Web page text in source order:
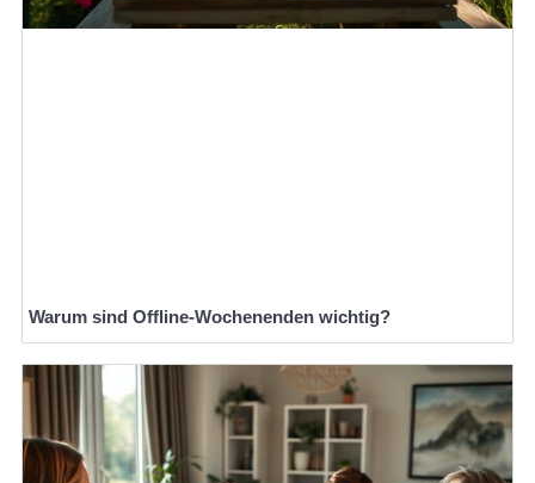
Warum sind Offline-Wochenenden wichtig?